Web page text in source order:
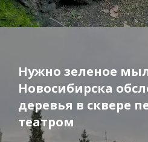
Нужно зеленое
Новосибирска
деревья в сквере
театром